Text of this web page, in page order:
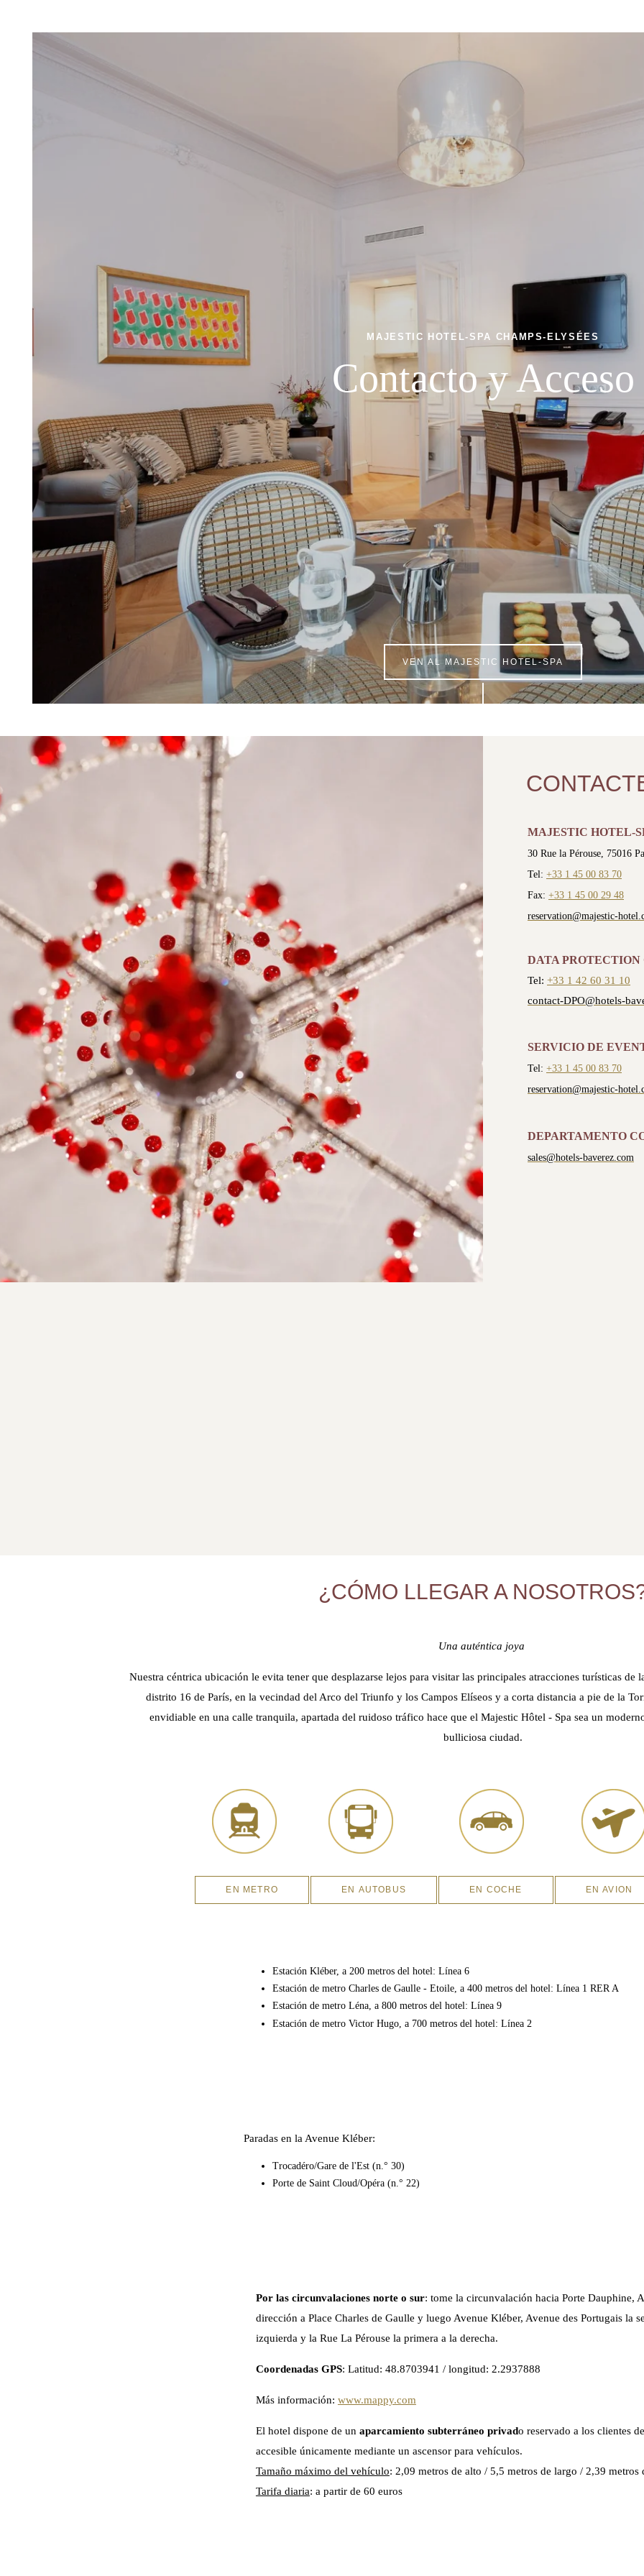
MAJESTIC HOTEL-SPA CHAMPS-ELYSÉES
Contacto y Acceso
VEN AL MAJESTIC HOTEL-SPA
MAJESTIC HOTEL-
30 Rue la Pérouse, 75016
Tel: +33 1 45 00 83 70
Fax: +33 1 45 00 29 48
reservation@majestic-
DATA PROTECTION
Tel: +33 1 42 60 31 10
contact-DPO@hotels-
SERVICIO DE
Tel: +33 1 45 00 83 70
reservation@majestic-
DEPARTAMENTO
sales@hotels-baverez.com
¿CÓMO LLEGAR A
Una auténtica joya
Nuestra céntrica ubicación le evita tener que desplazarse lejos para visitar las principales atracciones turísticas de
distrito 16 de París, en la vecindad del Arco del Triunfo y los Campos Elíseos y a corta distancia a pie de la
envidiable en una calle tranquila, apartada del ruidoso tráfico hace que el Majestic Hôtel - Spa sea un
bulliciosa ciudad.
EN METRO EN AUTOBUS EN COCHE EN AVION
Estación Kléber, a 200 metros del hotel: Línea 6
Estación de metro Charles de Gaulle - Etoile, a 400 metros del hotel: Línea 1 RER A
Estación de metro Léna, a 800 metros del hotel: Línea 9
Estación de metro Victor Hugo, a 700 metros del hotel: Línea 2
Paradas en la Avenue Kléber:
Trocadéro/Gare de l'Est (n.° 30)
Porte de Saint Cloud/Opéra (n.° 22)
Por las circunvalaciones norte o sur: tome la circunvalación hacia Porte Dauphine,
dirección a Place Charles de Gaulle y luego Avenue Kléber, Avenue des Portugais la
izquierda y la Rue La Pérouse la primera a la derecha.
Coordenadas GPS: Latitud: 48.8703941 / longitud: 2.2937888
Más información: www.mappy.com
El hotel dispone de un aparcamiento subterráneo privado reservado a los clientes
accesible únicamente mediante un ascensor para vehículos.
Tamaño máximo del vehículo: 2,09 metros de alto / 5,5 metros de largo / 2,39 metros
Tarifa diaria: a partir de 60 euros